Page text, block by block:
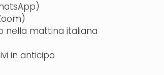
nella mattina italiana
in anticipo